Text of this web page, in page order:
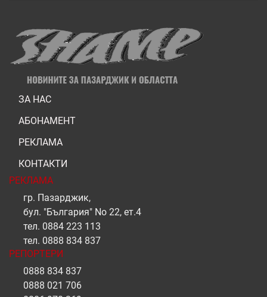
ЗА НАС
АБОНАМЕНТ
РЕКЛАМА
КОНТАКТИ
РЕКЛАМА
гр. Пазарджик,
бул. "България" No 22, ет.4
тел. 0884 223 113
тел. 0888 834 837
РЕПОРТЕРИ
0888 834 837
0888 021 706